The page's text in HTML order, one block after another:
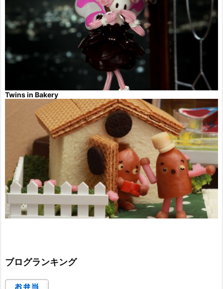
Twins in Bakery
ブログランキング